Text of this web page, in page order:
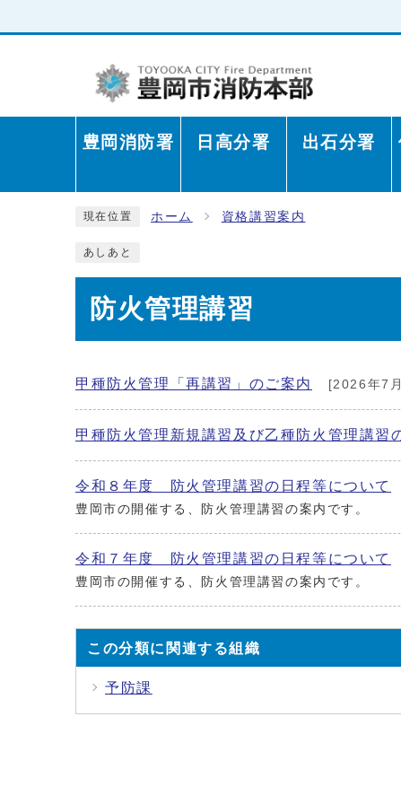
豊岡消防署 日高分署 出石分署
現在位置 ホーム 資格講習案内
あしあと
防火管理講習
甲種防火管理「再講習」のご案内 [2026年7
甲種防火管理新規講習及び乙種防火管理講習
令和８年度 防火管理講習の日程等について
豊岡市の開催する、防火管理講習の案内です。
令和７年度 防火管理講習の日程等について
豊岡市の開催する、防火管理講習の案内です。
この分類に関連する組織
予防課